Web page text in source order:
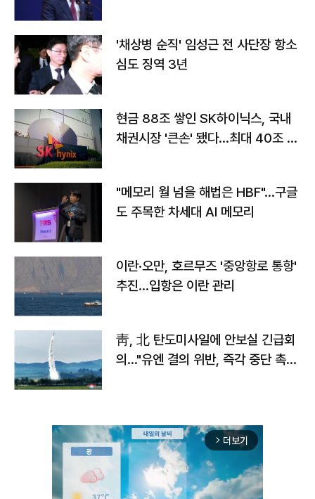
'채상병 순직' 임성근 전 사단장 항소
심도 징역 3년
현금 88조 쌓인 SK하이닉스, 국내
채권시장 '큰손' 됐다…최대 40조 투
"메모리 월 넘을 해법은 HBF"…구글
도 주목한 차세대 AI 메모리
이란·오만, 호르무즈 '중앙항로 통항'
추진…입항은 이란 관리
靑, 北 탄도미사일에 안보실 긴급회
의…"유엔 결의 위반, 즉각 중단 촉
arrow_forward_ios 더보기